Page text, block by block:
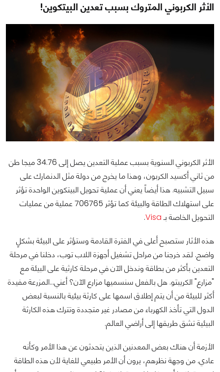
الأثر الكربوني المتروك بسبب تعدين البيتكوين!
الأثر الكربوني السنوية بسبب عملية التعدين يصل إلى 34.76 ميجا طن
من ثاني أكسيد الكربون، وهذا ما يخرج من دولة مثل الدنمارك على
سبيل التشبيه. هذا أيضاً يعني أن عملية تحويل البيتكوين الواحدة تؤثر
على استهلاك الطاقة والبيئة كما تؤثر 706765 عملية من عمليات
التحويل الخاصة بـVisa
.
هذه الأثار ستصبح أعلى في الفترة القادمة وستؤثر على البيئة بشكلٍ
واضح. لقد خرجنا من مراحل تشغيل أجهزة اللاب توب، دخلنا في مرحلة
التعدين بأكثر من بطاقة وندخل الآن في مرحلة كارثية على البيئة مع
"مزارع" الكريبتو. هل بالفعل سنسميها مزارع الآن؟ أعني...المزرعة مفيدة
أكثر للبيئة من أن يتم إطلاق اسمها على كارثة بيئية بالنسبة لبعض
الدول التي تأخذ الكهرباء من مصادر غير متجددة وتترك هذه الكارثة
البيئية تشق طريقها إلى أراضي العالم.
الأزمة أن هناك بعض المعدنين الذين يتحدثون عن هذا الأمر وكأنه
عادي. من وجهة نظرهم، يرون أن الأمر طبيعي للغاية لأن هذه الطاقة